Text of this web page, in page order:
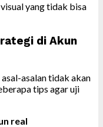
yang tidak bisa
di Akun
asalan tidak akan
tips agar uji
real